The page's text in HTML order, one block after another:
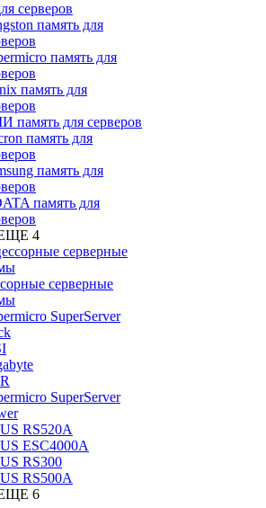
серверов
память для
память для
память для
память для серверов
память для
память для
память для
4
серверные
SuperServer
SuperServer
RS520A
ESC4000A
RS300
RS500A
6